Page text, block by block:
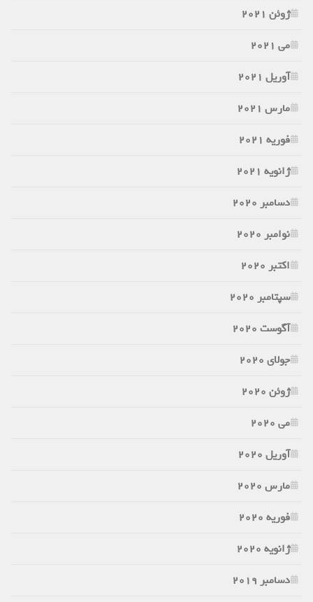
ژوئن 2021
می 2021
آوریل 2021
مارس 2021
فوریه 2021
ژانویه 2021
دسامبر 2020
نوامبر 2020
اکتبر 2020
سپتامبر 2020
آگوست 2020
جولای 2020
ژوئن 2020
می 2020
آوریل 2020
مارس 2020
فوریه 2020
ژانویه 2020
دسامبر 2019